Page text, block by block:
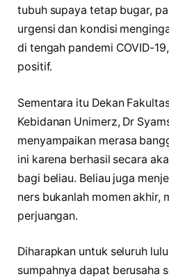
tubuh supaya tetap bugar,
urgensi dan kondisi
di tengah pandemi COVID-
positif.
Sementara itu Dekan
Kebidanan Unimerz, Dr
menyampaikan merasa
ini karena berhasil secara
bagi beliau. Beliau juga
ners bukanlah momen akhir,
perjuangan.
Diharapkan untuk seluruh
sumpahnya dapat berusaha